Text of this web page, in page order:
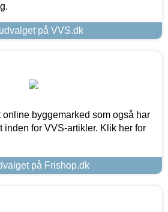
på VVS.dk
online byggemarked som også har
inden for VVS-artikler. Klik her for
på Frishop.dk